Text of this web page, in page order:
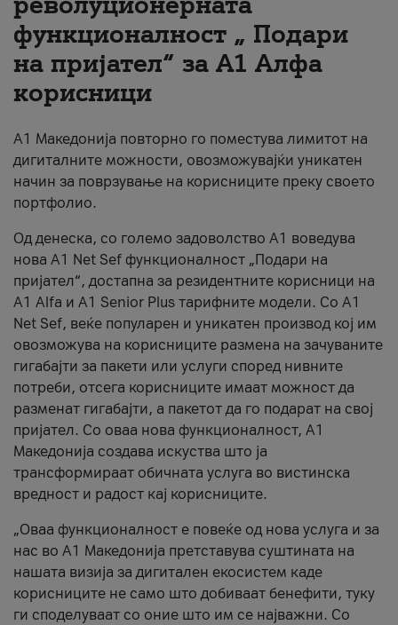
За нас
#ПодобарОнлајн
функционалност „ Подари
на пријател“ за А1 Алфа
корисници
А1 Македонија повторно го поместува лимитот на
дигиталните можности, овозможувајќи уникатен
начин за поврзување на корисниците преку своето
портфолио.
Од денеска, со големо задоволство А1 воведува
нова A1 Net Sef функционалност „Подари на
пријател“, достапна за резидентните корисници на
А1 Alfa и A1 Senior Plus тарифните модели. Со A1
Net Sef, веќе популарен и уникатен производ кој им
овозможува на корисниците размена на зачуваните
гигабајти за пакети или услуги според нивните
потреби, отсега корисниците имаат можност да
разменат гигабајти, а пакетот да го подарат на свој
пријател. Со оваа нова функционалност, А1
Македонија создава искуства што ја
трансформираат обичната услуга во вистинска
вредност и радост кај корисниците.
„Оваа функционалност е повеќе од нова услуга и за
нас во А1 Македонија претставува суштината на
нашата визија за дигитален екосистем каде
корисниците не само што добиваат бенефити, туку
ги споделуваат со оние што им се најважни. Со